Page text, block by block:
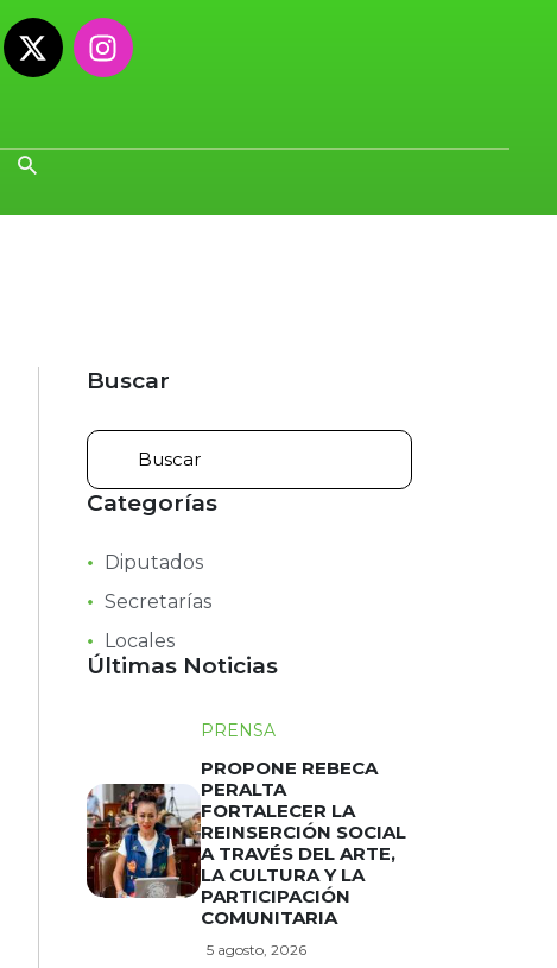
Buscar
Categorías
Diputados
Secretarías
Locales
Últimas Noticias
PRENSA
PROPONE REBECA
PERALTA
FORTALECER LA
REINSERCIÓN SOCIAL
A TRAVÉS DEL ARTE,
LA CULTURA Y LA
PARTICIPACIÓN
COMUNITARIA
5 agosto, 2026